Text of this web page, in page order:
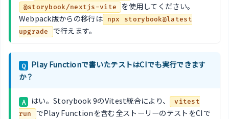
@storybook/nextjs-vite
を使用してください。
Webpack版からの移行は
npx storybook@latest
upgrade
で行えます。
Q
Play Functionで書いたテストはCIでも実行できます
か？
A はい。Storybook 9のVitest統合により、 vitest
run
でPlay Functionを含む全ストーリーのテストをCIで